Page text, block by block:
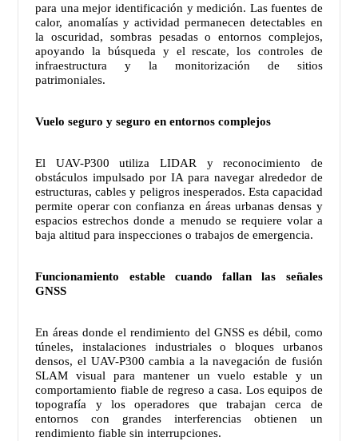
para una mejor identificación y medición. Las fuentes de
calor, anomalías y actividad permanecen detectables en
la oscuridad, sombras pesadas o entornos complejos,
apoyando la búsqueda y el rescate, los controles de
infraestructura y la monitorización de sitios
patrimoniales.
Vuelo seguro y seguro en entornos complejos
El UAV-P300 utiliza LIDAR y reconocimiento de
obstáculos impulsado por IA para navegar alrededor de
estructuras, cables y peligros inesperados. Esta capacidad
permite operar con confianza en áreas urbanas densas y
espacios estrechos donde a menudo se requiere volar a
baja altitud para inspecciones o trabajos de emergencia.
Funcionamiento estable cuando fallan las señales
GNSS
En áreas donde el rendimiento del GNSS es débil, como
túneles, instalaciones industriales o bloques urbanos
densos, el UAV-P300 cambia a la navegación de fusión
SLAM visual para mantener un vuelo estable y un
comportamiento fiable de regreso a casa. Los equipos de
topografía y los operadores que trabajan cerca de
entornos con grandes interferencias obtienen un
rendimiento fiable sin interrupciones.